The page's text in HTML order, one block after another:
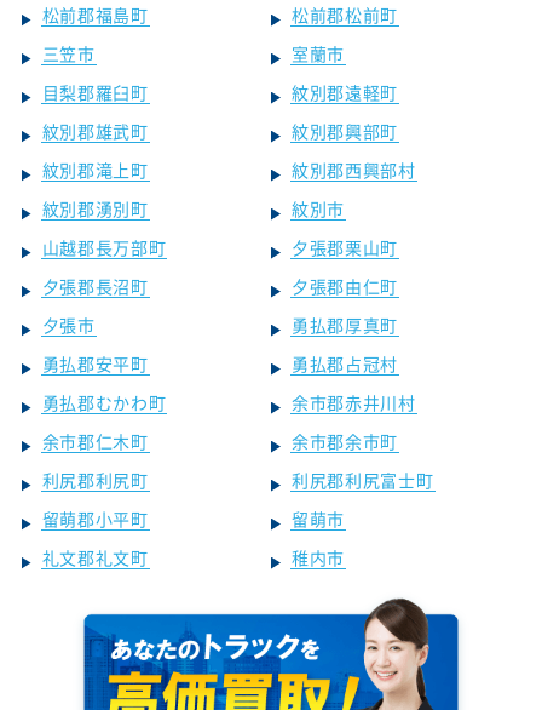
松前郡福島町
松前郡松前町
三笠市
室蘭市
目梨郡羅臼町
紋別郡遠軽町
紋別郡雄武町
紋別郡興部町
紋別郡滝上町
紋別郡西興部村
紋別郡湧別町
紋別市
山越郡長万部町
夕張郡栗山町
夕張郡長沼町
夕張郡由仁町
夕張市
勇払郡厚真町
勇払郡安平町
勇払郡占冠村
勇払郡むかわ町
余市郡赤井川村
余市郡仁木町
余市郡余市町
利尻郡利尻町
利尻郡利尻富士町
留萌郡小平町
留萌市
礼文郡礼文町
稚内市